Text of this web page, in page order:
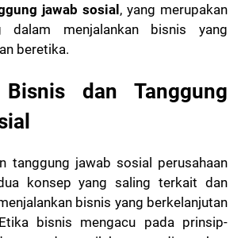
jawab sosial, yang merupakan
dalam menjalankan bisnis yang
beretika.
dan Tanggung
tanggung jawab sosial perusahaan
konsep yang saling terkait dan
bisnis yang berkelanjutan
bisnis mengacu pada prinsip-